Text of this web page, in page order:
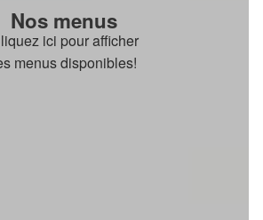
Nos menus
ici pour afficher
menus disponibles!